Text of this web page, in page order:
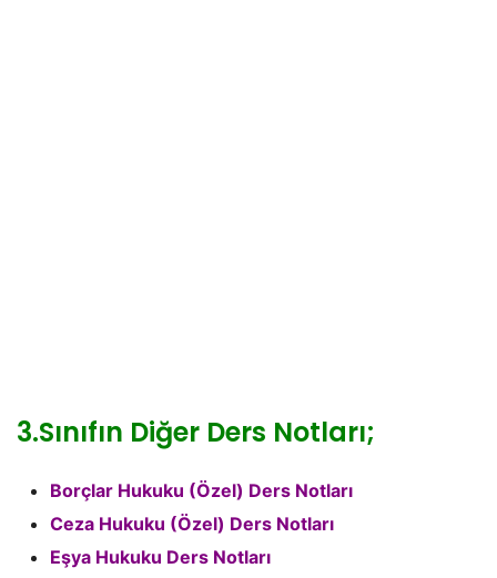
3.Sınıfın Diğer Ders Notları;
Borçlar Hukuku (Özel) Ders Notları
Ceza Hukuku (Özel) Ders Notları
Eşya Hukuku Ders Notları